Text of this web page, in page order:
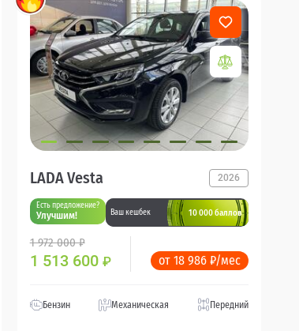
LADA Vesta 2026
Есть предложение?
Улучшим! Ваш кешбек 10 000 баллов
1 972 000 ₽
1 513 600 ₽ от 18 986 ₽/мес
Бензин Механическая Передний